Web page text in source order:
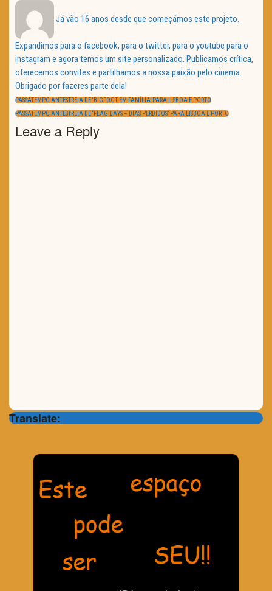
Já vão 16 anos desde que começámos este projeto.
Expandimos para o facebook, para o twitter, para o youtube para o
instagram e agora temos um site personalizado. Publicamos crítica,
oferecemos convites e partilhamos a nossa paixão pelo cinema.
Obrigado por fazeres parte dela!
Navegação
de
artigos
PREVIOUS
PASSATEMPO ANTESTREIA DE ‘BIGFOOT EM FAMÍLIA’ PARA LISBOA E PORTO
NEXT
PASSATEMPO ANTESTREIA DE ‘FLAG DAYS – DIAS PERDIDOS’ PARA LISBOA E PORTO
Leave a Reply
Translate: